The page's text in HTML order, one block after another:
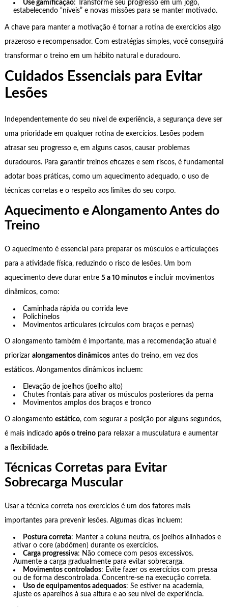
Use gamificação: Transforme seu progresso em um jogo,
estabelecendo “níveis” e novas missões para se manter motivado.
A chave para manter a motivação é tornar a rotina de exercícios algo
prazeroso e recompensador. Com estratégias simples, você conseguirá
transformar o treino em um hábito natural e duradouro.
Cuidados Essenciais para Evitar
Lesões
Independentemente do seu nível de experiência, a segurança deve ser
uma prioridade em qualquer rotina de exercícios. Lesões podem
atrasar seu progresso e, em alguns casos, causar problemas
duradouros. Para garantir treinos eficazes e sem riscos, é fundamental
adotar boas práticas, como um aquecimento adequado, o uso de
técnicas corretas e o respeito aos limites do seu corpo.
Aquecimento e Alongamento Antes do
Treino
O aquecimento é essencial para preparar os músculos e articulações
para a atividade física, reduzindo o risco de lesões. Um bom
aquecimento deve durar entre 5 a 10 minutose incluir movimentos
dinâmicos, como:
Caminhada rápida ou corrida leve
Polichinelos
Movimentos articulares (círculos com braços e pernas)
O alongamento também é importante, mas a recomendação atual é
priorizar alongamentos dinâmicosantes do treino, em vez dos
estáticos. Alongamentos dinâmicos incluem:
Elevação de joelhos (joelho alto)
Chutes frontais para ativar os músculos posteriores da perna
Movimentos amplos dos braços e tronco
O alongamento estático, com segurar a posição por alguns segundos,
é mais indicado após o treinopara relaxar a musculatura e aumentar
a flexibilidade.
Técnicas Corretas para Evitar
Sobrecarga Muscular
Usar a técnica correta nos exercícios é um dos fatores mais
importantes para prevenir lesões. Algumas dicas incluem:
Postura correta: Manter a coluna neutra, os joelhos alinhados e
ativar o core (abdômen) durante os exercícios.
Carga progressiva: Não comece com pesos excessivos.
Aumente a carga gradualmente para evitar sobrecarga.
Movimentos controlados: Evite fazer os exercícios com pressa
ou de forma descontrolada. Concentre-se na execução correta.
Uso de equipamentos adequados: Se estiver na academia,
ajuste os aparelhos à sua altura e ao seu nível de experiência.